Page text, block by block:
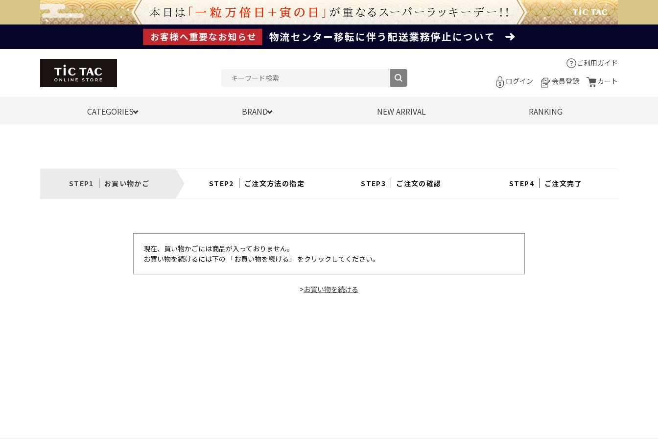
ご利用ガイド
ログイン
会員登録 カート
CATEGORIES BRAND NEW ARRIVAL RANKING
お買い物かご ご注文方法の指定 ご注文の確認 ご注文完了
現在、買い物かごには商品が入っておりません。
お買い物を続けるには下の 「お買い物を続ける」 をクリックしてください。
>